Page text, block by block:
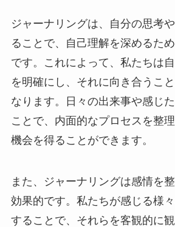
ジャーナリングは、自分の思考
ることで、自己理解を深めるた
です。これによって、私たちは
を明確にし、それに向き合うこ
なります。日々の出来事や感じ
ことで、内面的なプロセスを整
機会を得ることができます。
また、ジャーナリングは感情を
効果的です。私たちが感じる様
することで、それらを客観的に